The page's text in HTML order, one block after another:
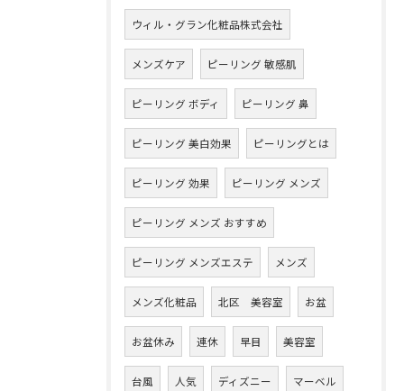
ウィル・グラン化粧品株式会社
メンズケア ピーリング 敏感肌
ピーリング ボディ ピーリング 鼻
ピーリング 美白効果 ピーリングとは
ピーリング 効果 ピーリング メンズ
ピーリング メンズ おすすめ
ピーリング メンズエステ メンズ
メンズ化粧品 北区 美容室 お盆
お盆休み 連休 早目 美容室
台風 人気 ディズニー マーベル